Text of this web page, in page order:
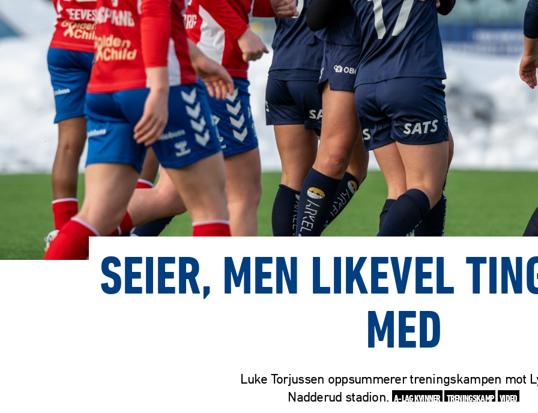
SEIER, MEN LIKEVEL
MED
Luke Torjussen oppsummerer treningskampen mot
Nadderud stadion. A-LAG KVINNER TRENINGSKAMP VIDEO